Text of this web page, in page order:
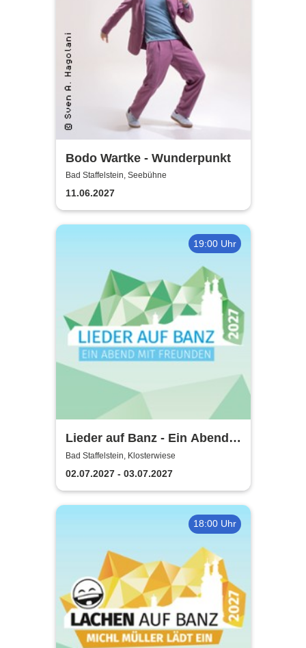
Bodo Wartke - Wunderpunkt
Bad Staffelstein, Seebühne
11.06.2027
19:00 Uhr
Lieder auf Banz - Ein Abend
mit Freunden
Bad Staffelstein, Klosterwiese
02.07.2027 - 03.07.2027
18:00 Uhr